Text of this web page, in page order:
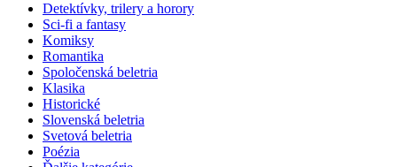
Detektívky, trilery a horory
Sci-fi a fantasy
Komiksy
Romantika
Spoločenská beletria
Klasika
Historické
Slovenská beletria
Svetová beletria
Poézia